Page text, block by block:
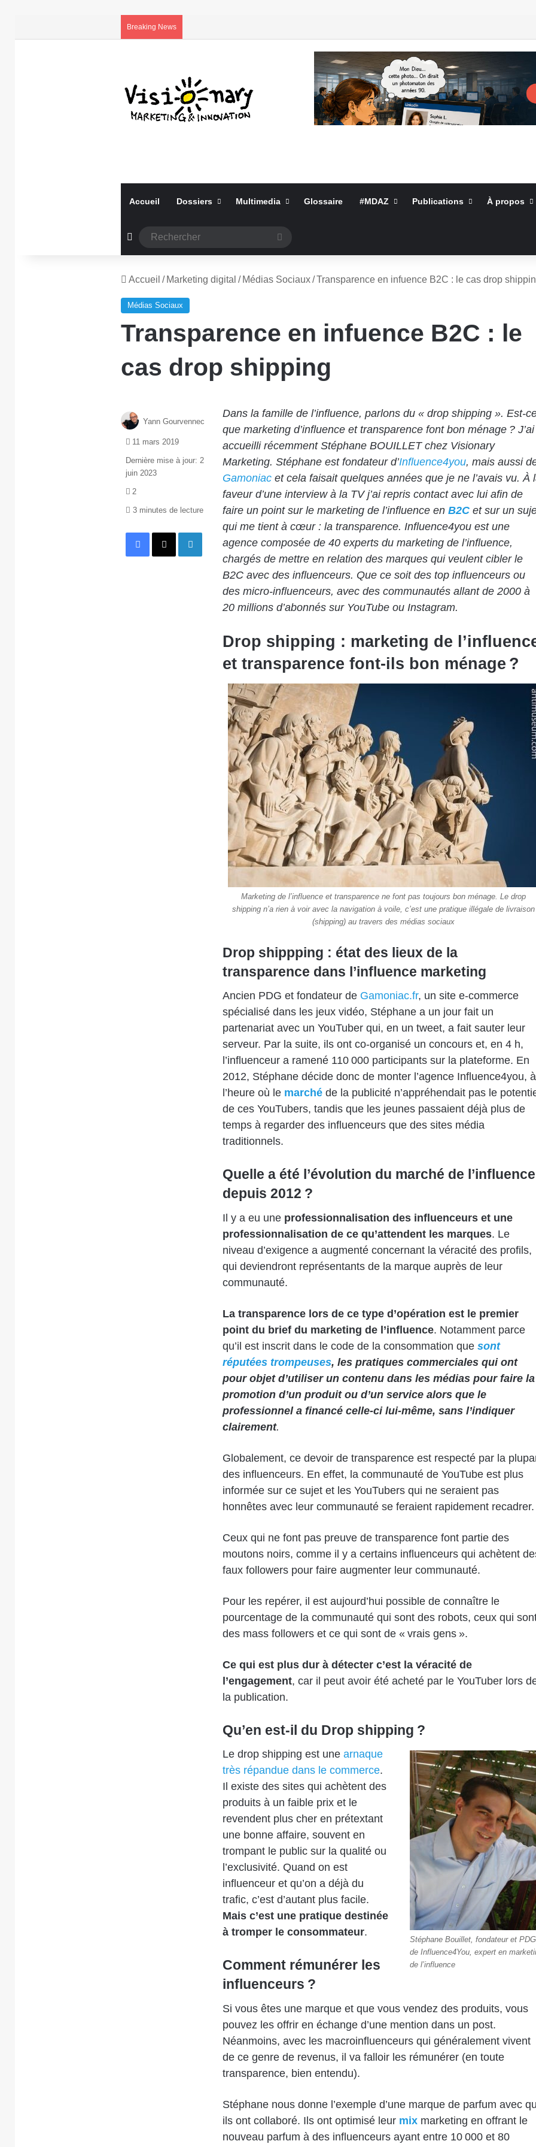
Breaking News
Accueil Dossiers Multimedia Glossaire #MDAZ Publications À propos
Article Aléatoire
Accueil / Marketing digital / Médias Sociaux/Transparence en infuence B2C : le cas drop
Médias Sociaux
Transparence en infuence B2C : le
cas drop shipping
Dans la famille de l’influence, parlons du « drop shipping ». Est-
que marketing d’influence et transparence font bon ménage ? J’ai
accueilli récemment Stéphane BOUILLET chez Visionary
Marketing. Stéphane est fondateur d’Influence4you, mais aussi
Gamoniacet cela faisait quelques années que je ne l’avais vu. À
faveur d’une interview à la TV j’ai repris contact avec lui afin de
faire un point sur le marketing de l’influence en B2Cet sur un
qui me tient à cœur : la transparence. Influence4you est une
agence composée de 40 experts du marketing de l’influence,
chargés de mettre en relation des marques qui veulent cibler le
B2C avec des influenceurs. Que ce soit des top influenceurs ou
des micro-influenceurs, avec des communautés allant de 2000 à
20 millions d’abonnés sur YouTube ou Instagram.
Drop shipping : marketing de
et transparence font-ils bon ménage ?
Marketing de l’influence et transparence ne font pas toujours bon ménage. Le drop
shipping n’a rien à voir avec la navigation à voile, c’est une pratique illégale de livraison
(shipping) au travers des médias sociaux
Drop shippping : état des lieux de la
transparence dans l’influence marketing
Ancien PDG et fondateur de Gamoniac.fr, un site e-commerce
spécialisé dans les jeux vidéo, Stéphane a un jour fait un
partenariat avec un YouTuber qui, en un tweet, a fait sauter leur
serveur. Par la suite, ils ont co-organisé un concours et, en 4 h,
l’influenceur a ramené 110 000 participants sur la plateforme. En
2012, Stéphane décide donc de monter l’agence Influence4you, à
l’heure où le marchéde la publicité n’appréhendait pas le
de ces YouTubers, tandis que les jeunes passaient déjà plus de
temps à regarder des influenceurs que des sites média
traditionnels.
Quelle a été l’évolution du marché de l’influence
depuis 2012 ?
Il y a eu une professionnalisation des influenceurs et une
professionnalisation de ce qu’attendent les marques. Le
niveau d’exigence a augmenté concernant la véracité des profils,
qui deviendront représentants de la marque auprès de leur
communauté.
La transparence lors de ce type d’opération est le premier
point du brief du marketing de l’influence. Notamment parce
qu’il est inscrit dans le code de la consommation que sont
réputées trompeuses, les pratiques commerciales qui ont
pour objet d’utiliser un contenu dans les médias pour faire la
promotion d’un produit ou d’un service alors que le
professionnel a financé celle-ci lui-même, sans l’indiquer
clairement.
Globalement, ce devoir de transparence est respecté par la
des influenceurs. En effet, la communauté de YouTube est plus
informée sur ce sujet et les YouTubers qui ne seraient pas
honnêtes avec leur communauté se feraient rapidement recadrer.
Ceux qui ne font pas preuve de transparence font partie des
moutons noirs, comme il y a certains influenceurs qui achètent
faux followers pour faire augmenter leur communauté.
Pour les repérer, il est aujourd’hui possible de connaître le
pourcentage de la communauté qui sont des robots, ceux qui
des mass followers et ce qui sont de « vrais gens ».
Ce qui est plus dur à détecter c’est la véracité de
l’engagement, car il peut avoir été acheté par le YouTuber lors
la publication.
Qu’en est-il du Drop shipping ?
Stéphane Bouillet, fondateur et PDG
de Influence4You, expert en
de l’influence
Le drop shipping est une arnaque
très répandue dans le commerce.
Il existe des sites qui achètent des
produits à un faible prix et le
revendent plus cher en prétextant
une bonne affaire, souvent en
trompant le public sur la qualité ou
l’exclusivité. Quand on est
influenceur et qu’on a déjà du
trafic, c’est d’autant plus facile.
Mais c’est une pratique destinée
à tromper le consommateur.
Comment rémunérer les
influenceurs ?
Si vous êtes une marque et que vous vendez des produits, vous
pouvez les offrir en échange d’une mention dans un post.
Néanmoins, avec les macroinfluenceurs qui généralement vivent
de ce genre de revenus, il va falloir les rémunérer (en toute
transparence, bien entendu).
Stéphane nous donne l’exemple d’une marque de parfum avec
ils ont collaboré. Ils ont optimisé leur mixmarketing en offrant le
nouveau parfum à des influenceurs ayant entre 10 000 et 80
Yann Gourvennec
11 mars 2019
Dernière mise à jour: 2
juin 2023
2
3 minutes de lecture
Facebook
X Linkedin